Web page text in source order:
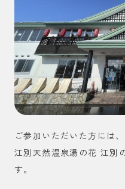
ご参加いただいた方には
江別天然温泉湯の花 江別
す。